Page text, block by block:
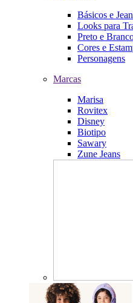
Básicos e
Looks para
Preto e
Cores e
Personagens
Marcas
Marisa
Rovitex
Disney
Biotipo
Sawary
Zune Jeans